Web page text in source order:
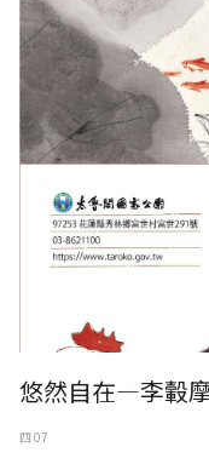
悠然自在—李轂
四 07